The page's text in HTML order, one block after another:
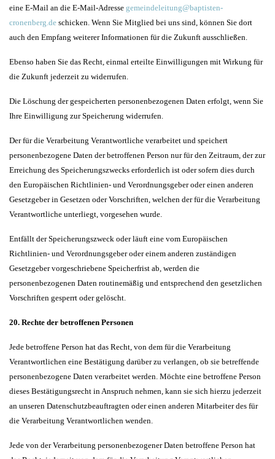
eine E-Mail an die E-Mail-Adresse gemeindeleitung@baptisten-
cronenberg.de schicken. Wenn Sie Mitglied bei uns sind, können Sie dort
auch den Empfang weiterer Informationen für die Zukunft ausschließen.
Ebenso haben Sie das Recht, einmal erteilte Einwilligungen mit Wirkung für
die Zukunft jederzeit zu widerrufen.
Die Löschung der gespeicherten personenbezogenen Daten erfolgt, wenn Sie
Ihre Einwilligung zur Speicherung widerrufen.
Der für die Verarbeitung Verantwortliche verarbeitet und speichert
personenbezogene Daten der betroffenen Person nur für den Zeitraum, der zur
Erreichung des Speicherungszwecks erforderlich ist oder sofern dies durch
den Europäischen Richtlinien- und Verordnungsgeber oder einen anderen
Gesetzgeber in Gesetzen oder Vorschriften, welchen der für die Verarbeitung
Verantwortliche unterliegt, vorgesehen wurde.
Entfällt der Speicherungszweck oder läuft eine vom Europäischen
Richtlinien- und Verordnungsgeber oder einem anderen zuständigen
Gesetzgeber vorgeschriebene Speicherfrist ab, werden die
personenbezogenen Daten routinemäßig und entsprechend den gesetzlichen
Vorschriften gesperrt oder gelöscht.
20. Rechte der betroffenen Personen
Jede betroffene Person hat das Recht, von dem für die Verarbeitung
Verantwortlichen eine Bestätigung darüber zu verlangen, ob sie betreffende
personenbezogene Daten verarbeitet werden. Möchte eine betroffene Person
dieses Bestätigungsrecht in Anspruch nehmen, kann sie sich hierzu jederzeit
an unseren Datenschutzbeauftragten oder einen anderen Mitarbeiter des für
die Verarbeitung Verantwortlichen wenden.
Jede von der Verarbeitung personenbezogener Daten betroffene Person hat